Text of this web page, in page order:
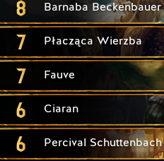
8 Barnaba Beckenbauer
7 Płacząca Wierzba
7 Fauve
6 Ciaran
6 Percival Schuttenbach